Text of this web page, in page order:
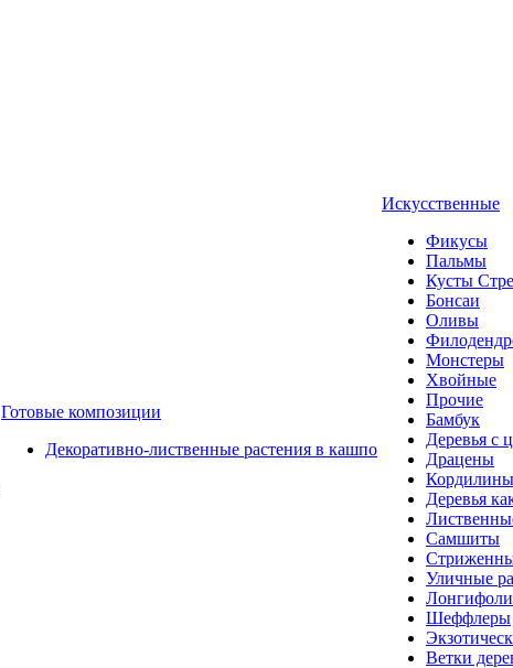
Готовые композиции
Декоративно-лиственные растения в кашпо
Искусственные
Фикусы
Пальмы
Кусты
Бонсаи
Оливы
Монстеры
Хвойные
Прочие
Бамбук
Деревья с
Драцены
Кордилины
Деревья
Самшиты
Уличные
Шеффлеры
Ветки